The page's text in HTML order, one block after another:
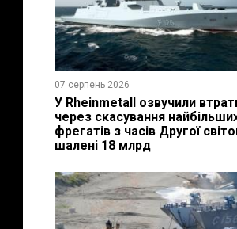
07 серпень 2026
У Rheinmetall озвучили
через скасування
фрегатів з часів Другої
шалені 18 млрд